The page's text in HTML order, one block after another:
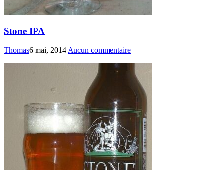
Stone IPA
Thomas6 mai, 2014 Aucun commentaire